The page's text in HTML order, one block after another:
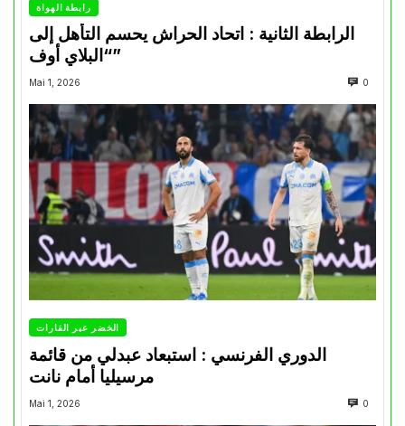
رابطة الهواة
الرابطة الثانية : اتحاد الحراش يحسم التأهل إلى
“البلاي أوف”
Mai 1, 2026 0
الخضر عبر القارات
الدوري الفرنسي : استبعاد عبدلي من قائمة
مرسيليا أمام نانت
Mai 1, 2026 0